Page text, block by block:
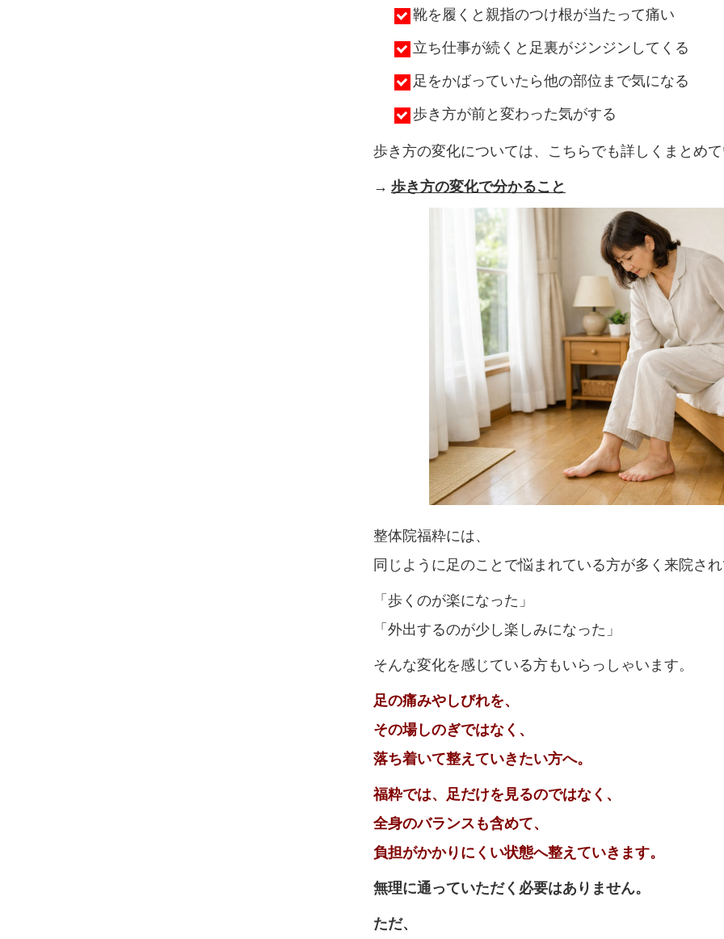
靴を履くと親指のつけ根が当たって痛い
立ち仕事が続くと足裏がジンジンしてくる
足をかばっていたら他の部位まで気になる
歩き方が前と変わった気がする
歩き方の変化については、こちらでも詳しくまとめて
→ 歩き方の変化で分かること
整体院福粋には、
同じように足のことで悩まれている方が多く来院され
「歩くのが楽になった」
「外出するのが少し楽しみになった」
そんな変化を感じている方もいらっしゃいます。
足の痛みやしびれを、
その場しのぎではなく、
落ち着いて整えていきたい方へ。
福粋では、足だけを見るのではなく、
全身のバランスも含めて、
負担がかかりにくい状態へ整えていきます。
無理に通っていただく必要はありません。
ただ、